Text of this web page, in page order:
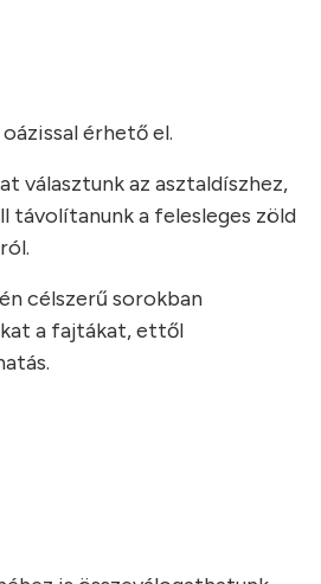
érhető el.
választunk az asztaldíszhez,
távolítanunk a felesleges zöld
célszerű sorokban
a fajtákat, ettől